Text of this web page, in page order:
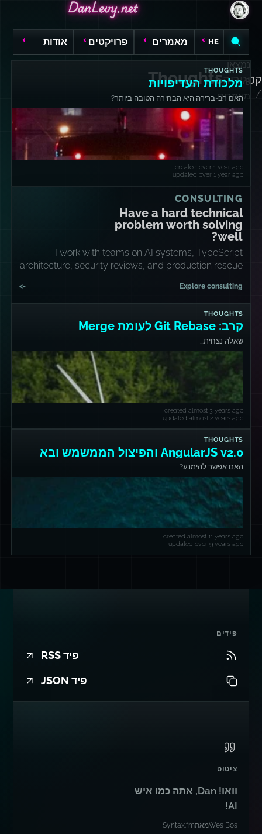
DanLevy.net
DanLevy.net
DanLevy.net
HE מאמרים פרויקטים אודות
קטגוריה
/
Thoughts
נמצאו
3
מאמרים
THOUGHTS
מלכודת העדיפויות
האם רב-ברירה היא הבחירה הטובה ביותר?
created over 1 year ago
updated over 1 year ago
CONSULTING
Have a hard technical
problem worth solving
well?
I work with teams on AI systems, TypeScript
architecture, security reviews, and production rescue
Explore consulting
->
THOUGHTS
קרב: Git Rebase לעומת Merge
שאלה נצחית...
created almost 3 years ago
updated almost 2 years ago
THOUGHTS
AngularJS v2.0 והפיצול הממשמש ובא
האם אפשר להימנע?
created almost 11 years ago
updated over 9 years ago
פידים
פיד RSS
פיד JSON
ציטוט
וואו! Dan, אתה כמו איש
AI!
Wes BosמאתSyntax.fm